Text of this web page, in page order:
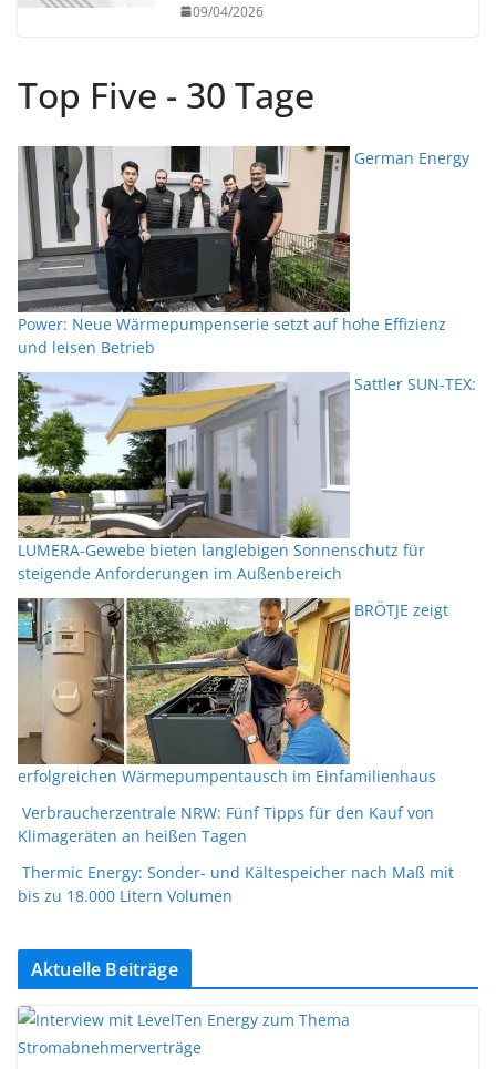
09/04/2026
Top Five - 30 Tage
German Energy
Power: Neue Wärmepumpenserie setzt auf hohe Effizienz
und leisen Betrieb
Sattler SUN-TEX:
LUMERA-Gewebe bieten langlebigen Sonnenschutz für
steigende Anforderungen im Außenbereich
BRÖTJE zeigt
erfolgreichen Wärmepumpentausch im Einfamilienhaus
Verbraucherzentrale NRW: Fünf Tipps für den Kauf von
Klimageräten an heißen Tagen
Thermic Energy: Sonder- und Kältespeicher nach Maß mit
bis zu 18.000 Litern Volumen
Aktuelle Beiträge